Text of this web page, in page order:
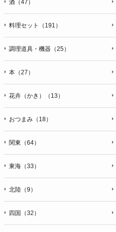
酒（47）
料理セット（191）
調理道具・機器（25）
本（27）
花卉（かき）（13）
おつまみ（18）
関東（64）
東海（33）
北陸（9）
四国（32）